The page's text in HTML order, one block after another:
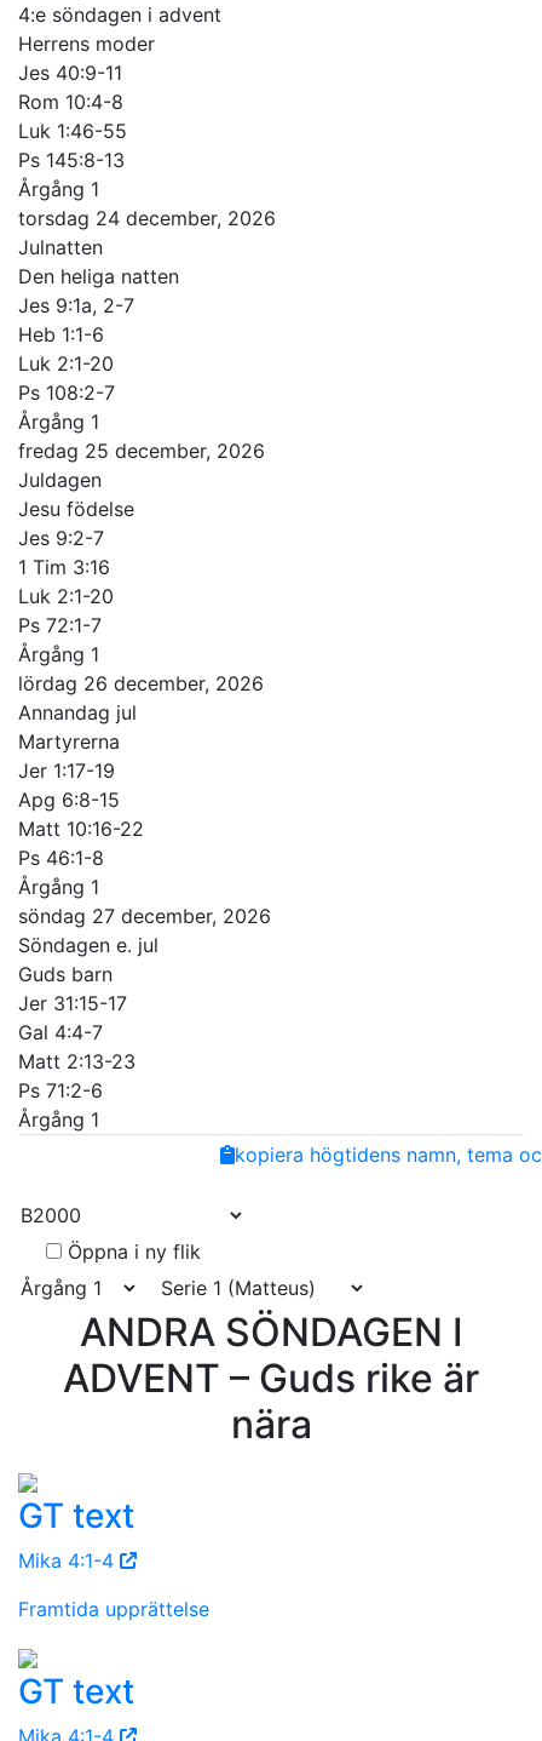
4:e söndagen i advent
Herrens moder
Jes 40:9-11
Rom 10:4-8
Luk 1:46-55
Ps 145:8-13
Årgång 1
torsdag 24 december, 2026
Julnatten
Den heliga natten
Jes 9:1a, 2-7
Heb 1:1-6
Luk 2:1-20
Ps 108:2-7
Årgång 1
fredag 25 december, 2026
Juldagen
Jesu födelse
Jes 9:2-7
1 Tim 3:16
Luk 2:1-20
Ps 72:1-7
Årgång 1
lördag 26 december, 2026
Annandag jul
Martyrerna
Jer 1:17-19
Apg 6:8-15
Matt 10:16-22
Ps 46:1-8
Årgång 1
söndag 27 december, 2026
Söndagen e. jul
Guds barn
Jer 31:15-17
Gal 4:4-7
Matt 2:13-23
Ps 71:2-6
Årgång 1
EmailCopy
kopiera högtidens namn, tema
Öppna i ny flik
ANDRA SÖNDAGEN I
ADVENT – Guds rike är
nära
GT text
Mika 4:1-4
Framtida upprättelse
GT text
Mika 4:1-4